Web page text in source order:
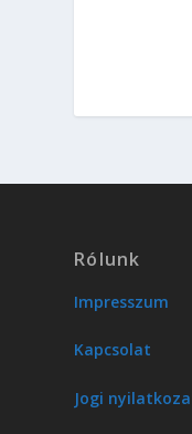
Rólunk
Impresszum
Kapcsolat
Jogi